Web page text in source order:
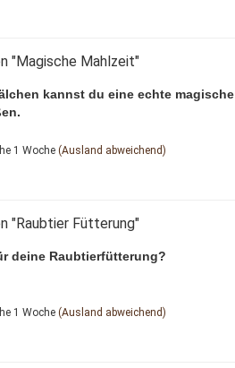
"Magische Mahlzeit"
kannst du eine echte magische
1 Woche (Ausland abweichend)
"Raubtier Fütterung"
deine Raubtierfütterung?
1 Woche (Ausland abweichend)